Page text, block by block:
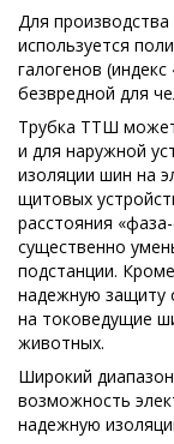
Для
используется
галогенов
безвредной для
Трубка ТТШ
и для наружной
изоляции шин на
щитовых
расстояния
существенно
подстанции.
надежную защиту
на токоведущие
животных.
Широкий
возможность
надежную